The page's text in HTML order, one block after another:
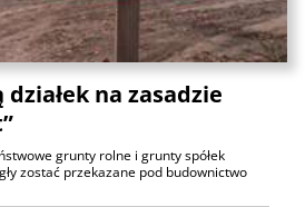
na zasadzie
grunty rolne i grunty spółek
zostać przekazane pod budownictwo